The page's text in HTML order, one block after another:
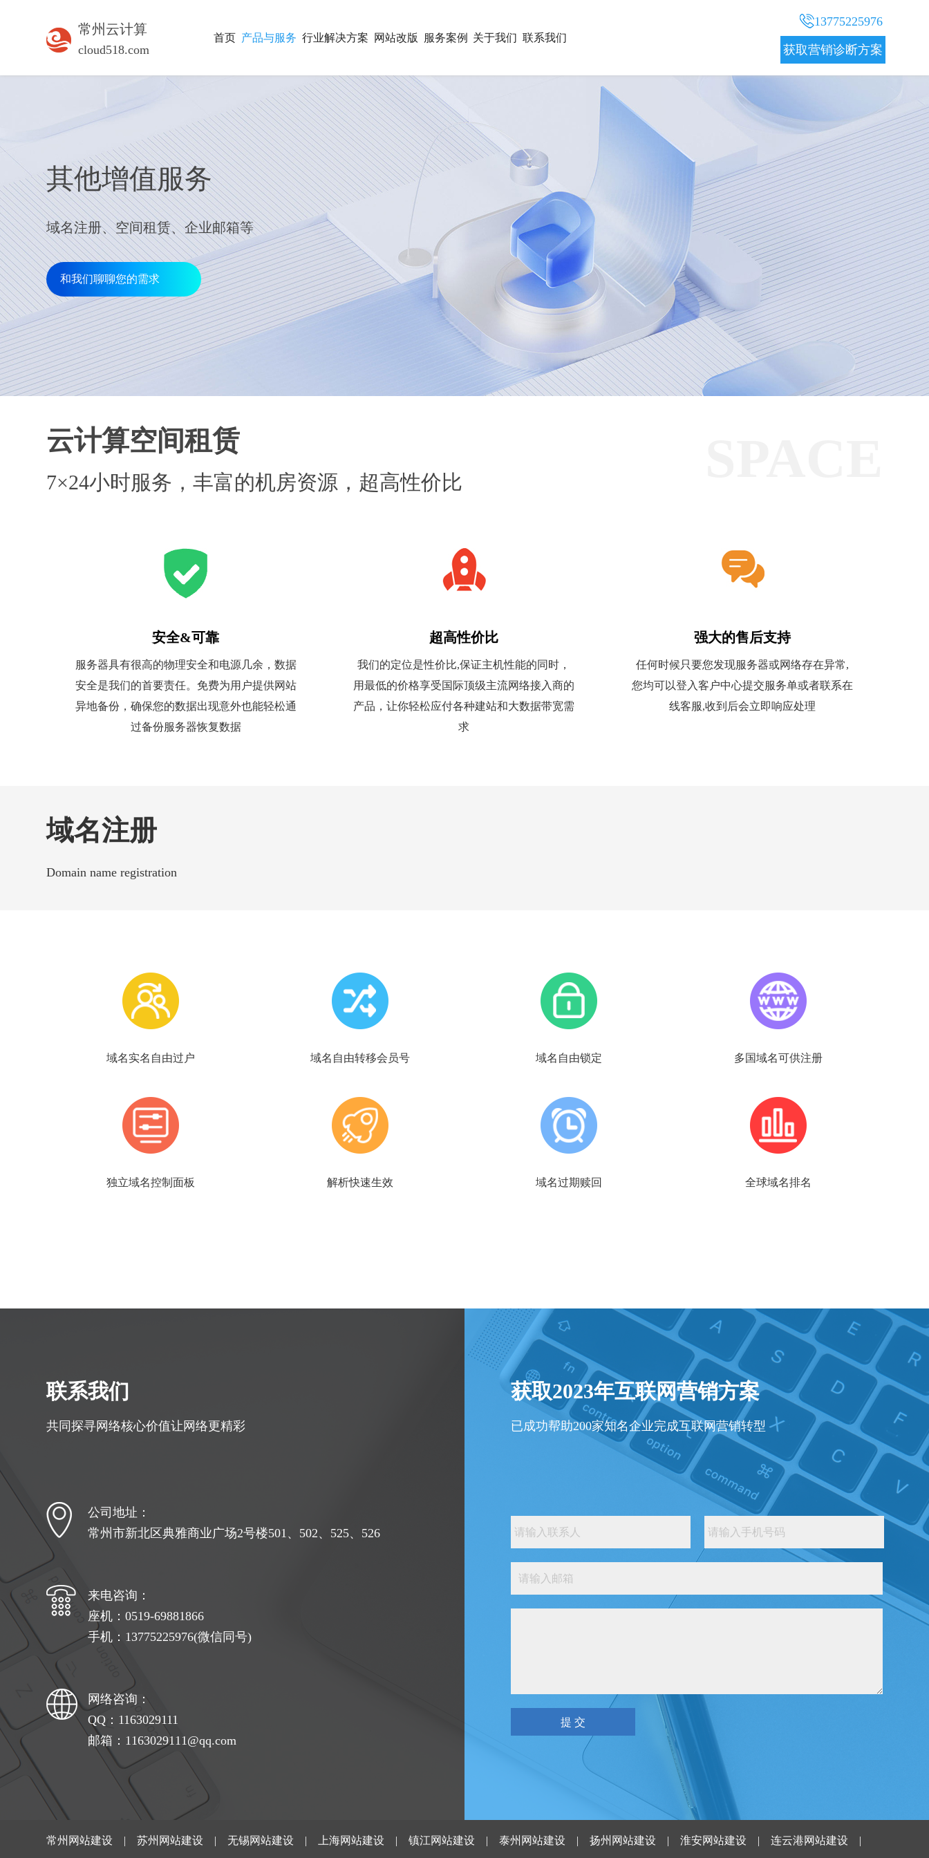
常州云计算
cloud518.com
首页 产品与服务 行业解决方案 网站改版 服务案例 关于我们 联系我们
13775225976
获取营销诊断方案
其他增值服务
域名注册、空间租赁、企业邮箱等
和我们聊聊您的需求
云计算空间租赁
7×24小时服务，丰富的机房资源，超高性价比
安全&可靠
服务器具有很高的物理安全和电源几余，数据
安全是我们的首要责任。免费为用户提供网站
异地备份，确保您的数据出现意外也能轻松通
过备份服务器恢复数据
超高性价比
我们的定位是性价比,保证主机性能的同时，
用最低的价格享受国际顶级主流网络接入商的
产品，让你轻松应付各种建站和大数据带宽需
求
强大的售后支持
任何时候只要您发现服务器或网络存在异常,
您均可以登入客户中心提交服务单或者联系在
线客服,收到后会立即响应处理
域名注册
Domain name registration
域名实名自由过户 域名自由转移会员号 域名自由锁定 多国域名可供注册
独立域名控制面板 解析快速生效 域名过期赎回 全球域名排名
联系我们
共同探寻网络核心价值让网络更精彩
公司地址：
常州市新北区典雅商业广场2号楼501、502、525、526
来电咨询：
座机：0519-69881866
手机：13775225976(微信同号)
网络咨询：
QQ：1163029111
邮箱：1163029111@qq.com
获取2023年互联网营销方案
已成功帮助200家知名企业完成互联网营销转型
常州网站建设 |苏州网站建设 |无锡网站建设 | 上海网站建设 |镇江网站建设 |泰州网站建设 |扬州网站建设 |淮安网站建设 |连云港网站建设 |